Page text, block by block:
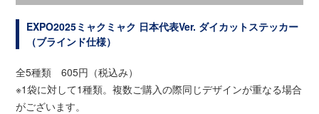
EXPO2025ミャクミャク 日本代表Ver. ダイカットステッカー
（ブラインド仕様）
全5種類 605円（税込み）
※1袋に対して1種類。複数ご購入の際同じデザインが重なる場合
がございます。